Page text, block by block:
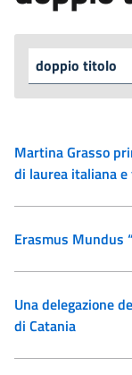
Martina Grasso
di laurea italiana e
Erasmus Mundus
Una delegazione
di Catania